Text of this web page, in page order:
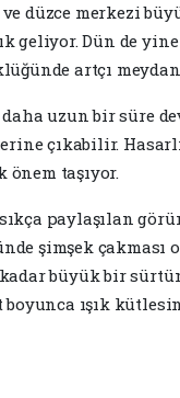
ve düzce merkezi
geliyor. Dün de
artçı
uzun bir süre
çıkabilir.
taşıyor.
paylaşılan
şimşek çakması
büyük bir
boyunca ışık